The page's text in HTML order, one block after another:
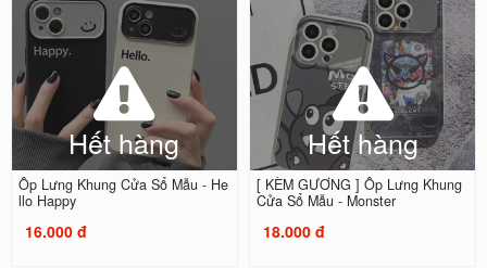
Hết hàng
Ốp Lưng Khung Cửa Sổ Mẫu - He
llo Happy
16.000 đ
Hết hàng
[ KÈM GƯƠNG ] Ốp Lưng Khung
Cửa Sổ Mẫu - Monster
18.000 đ